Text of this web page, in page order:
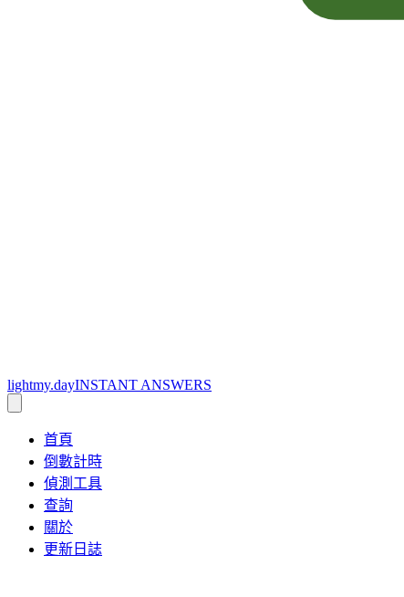
lightmy.dayINSTANT ANSWERS
首頁
倒數計時
偵測工具
查詢
關於
更新日誌